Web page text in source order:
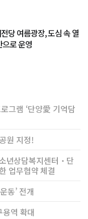
당 여름광장, 도심 속 열
으로 운영
그램 ‘단양愛 기억담
원 지정!
년상담복지센터‧단
업무협약 체결
동’ 전개
역 확대